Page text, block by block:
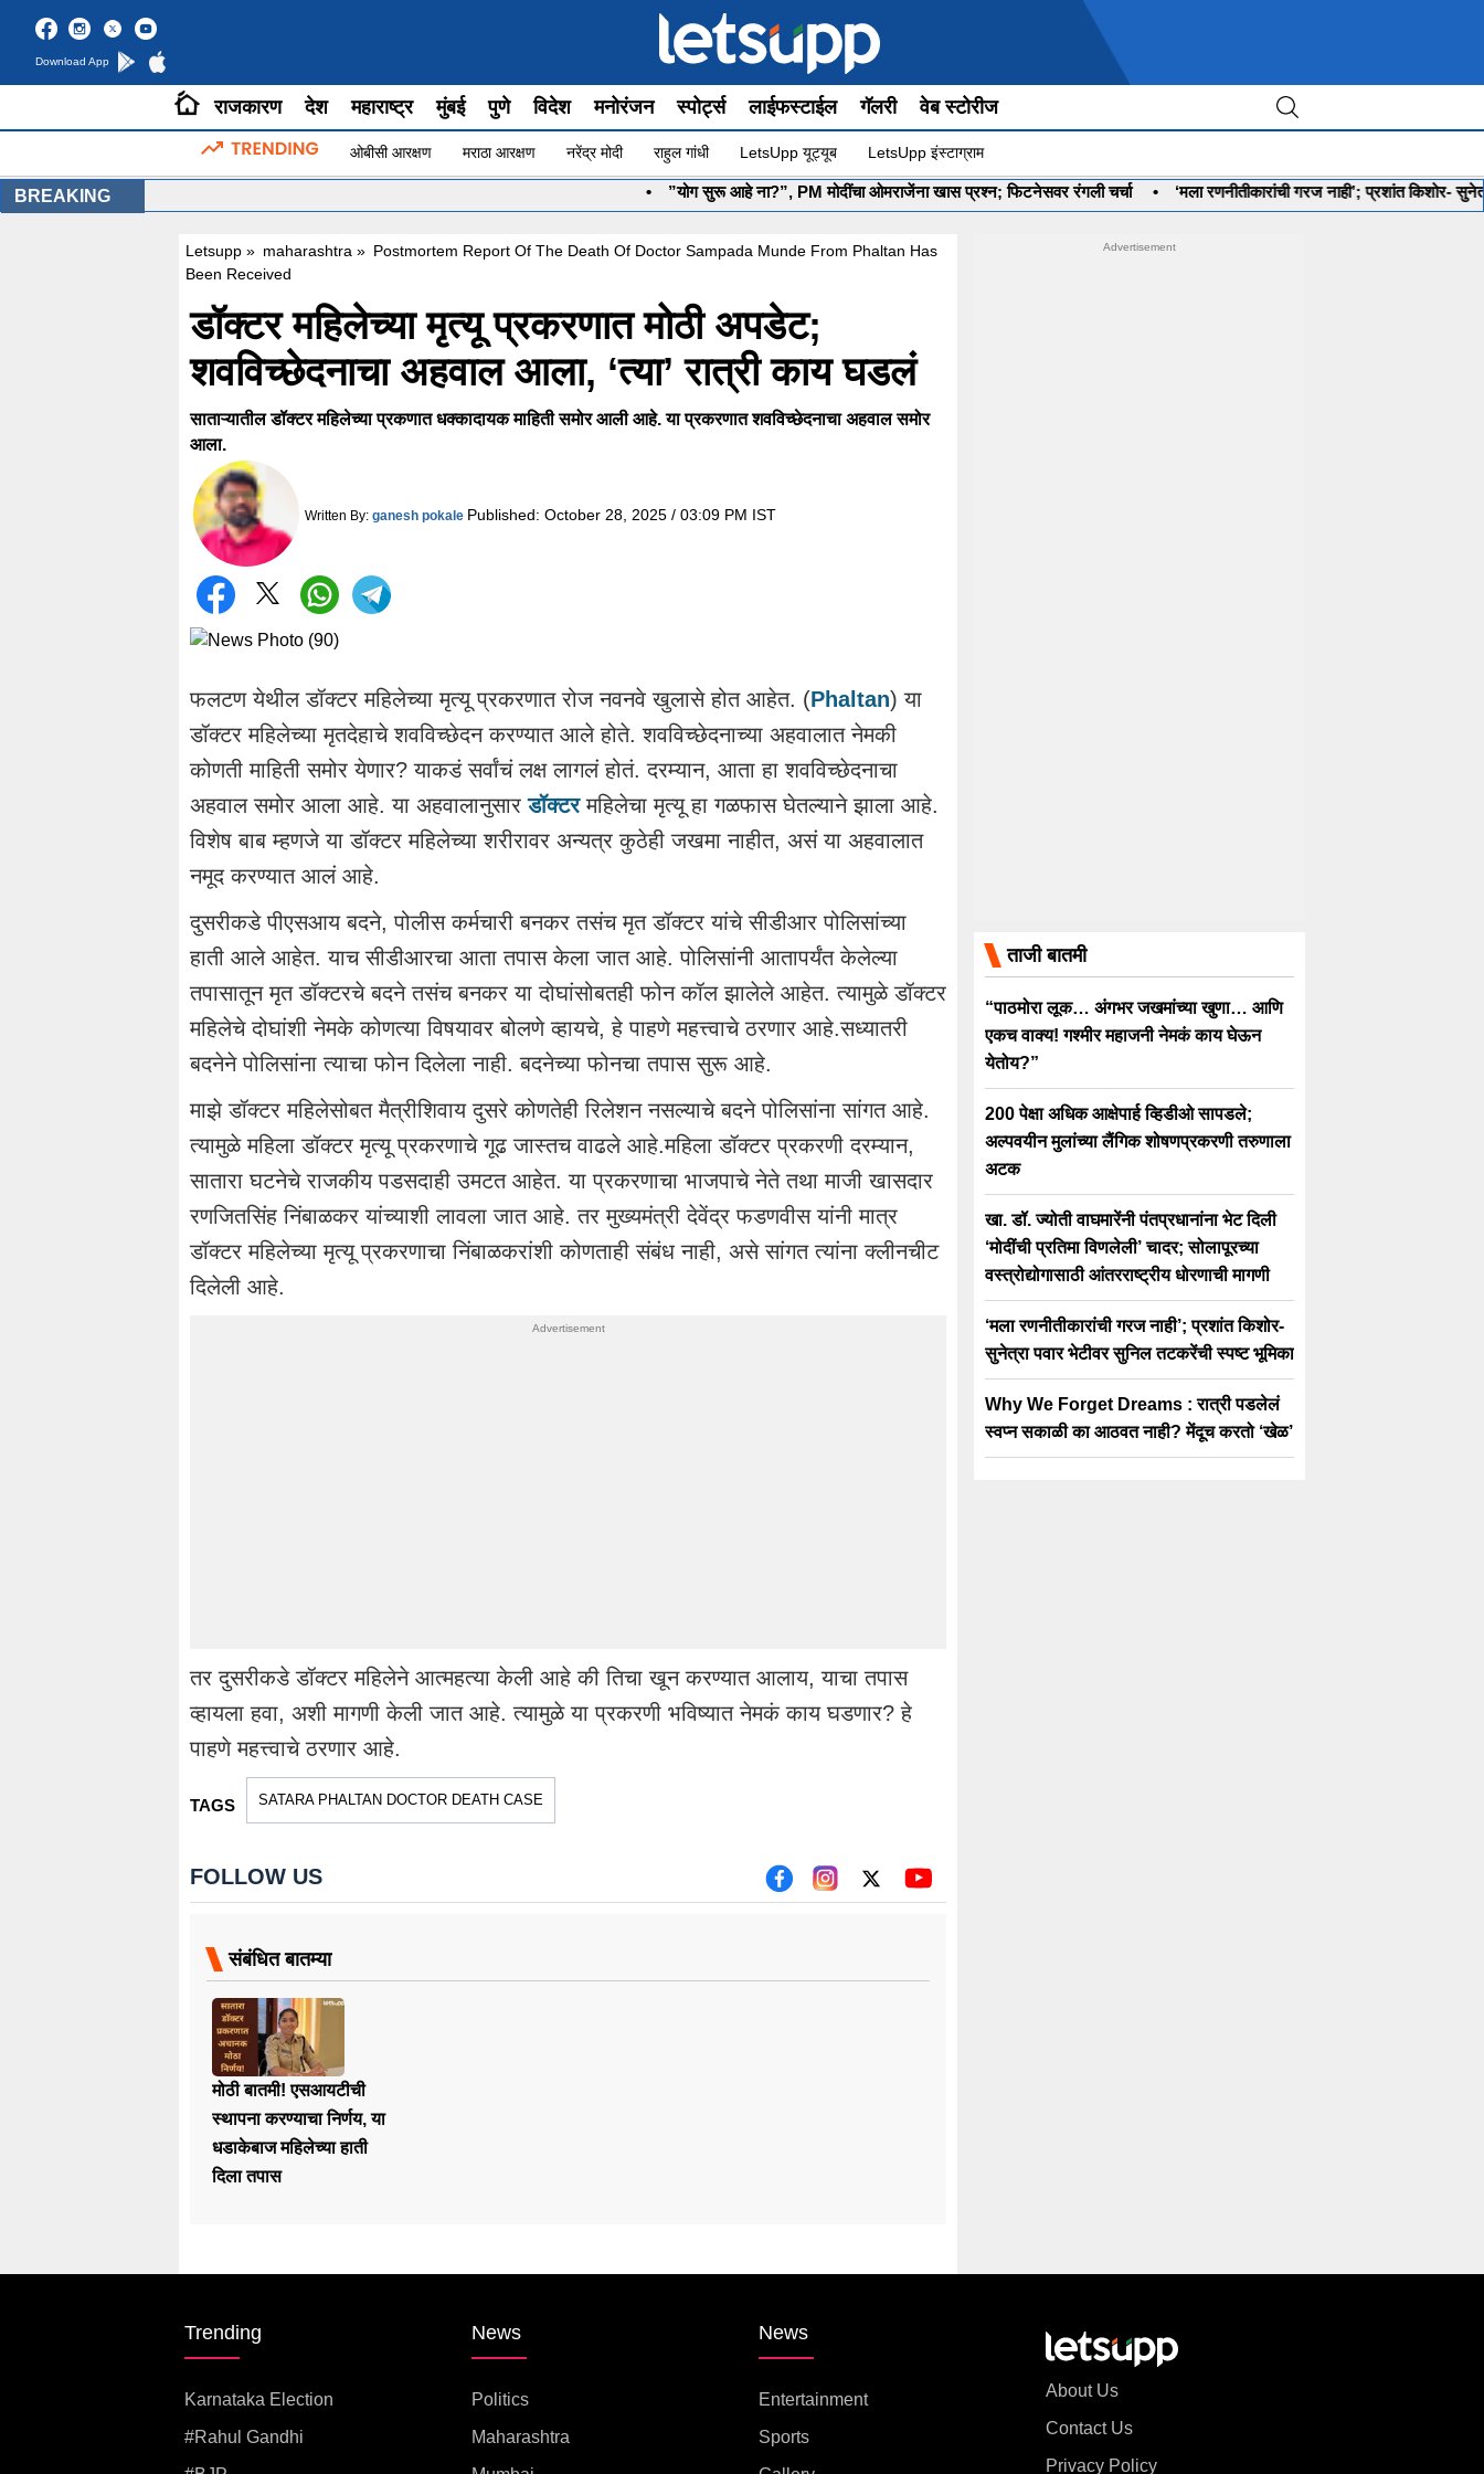
Download App
राजकारण देश महाराष्ट्र मुंबई पुणे विदेश मनोरंजन स्पोर्ट्स लाईफस्टाईल गॅलरी वेब स्टोरीज
ओबीसी आरक्षण मराठा आरक्षण नरेंद्र मोदी राहुल गांधी LetsUpp यूट्यूब LetsUpp इंस्टाग्राम
BREAKING ”योग सुरू आहे ना?”, PM मोदींचा ओमराजेंना खास प्रश्न; फिटनेसवर रंगली चर्चा • ‘मला रणनीतीकारांची गरज नाही’; प्रशांत किशोर- सुनेत्रा
Letsupp » maharashtra » Postmortem Report Of The Death Of Doctor Sampada Munde From Phaltan Has
Been Received
डॉक्टर महिलेच्या मृत्यू प्रकरणात मोठी अपडेट;
शवविच्छेदनाचा अहवाल आला, ‘त्या’ रात्री काय घडलं
साताऱ्यातील डॉक्टर महिलेच्या प्रकणात धक्कादायक माहिती समोर आली आहे. या प्रकरणात शवविच्छेदनाचा अहवाल समोर
आला.
Written By: ganesh pokale Published: October 28, 2025 / 03:09 PM IST
फलटण येथील डॉक्टर महिलेच्या मृत्यू प्रकरणात रोज नवनवे खुलासे होत आहेत. (Phaltan) या
डॉक्टर महिलेच्या मृतदेहाचे शवविच्छेदन करण्यात आले होते. शवविच्छेदनाच्या अहवालात नेमकी
कोणती माहिती समोर येणार? याकडं सर्वांचं लक्ष लागलं होतं. दरम्यान, आता हा शवविच्छेदनाचा
अहवाल समोर आला आहे. या अहवालानुसारडॉक्टर महिलेचा मृत्यू हा गळफास घेतल्याने झाला आहे.
विशेष बाब म्हणजे या डॉक्टर महिलेच्या शरीरावर अन्यत्र कुठेही जखमा नाहीत, असं या अहवालात
नमूद करण्यात आलं आहे.
दुसरीकडे पीएसआय बदने, पोलीस कर्मचारी बनकर तसंच मृत डॉक्टर यांचे सीडीआर पोलिसांच्या
हाती आले आहेत. याच सीडीआरचा आता तपास केला जात आहे. पोलिसांनी आतापर्यंत केलेल्या
तपासातून मृत डॉक्टरचे बदने तसंच बनकर या दोघांसोबतही फोन कॉल झालेले आहेत. त्यामुळे डॉक्टर
महिलेचे दोघांशी नेमके कोणत्या विषयावर बोलणे व्हायचे, हे पाहणे महत्त्वाचे ठरणार आहे.सध्यातरी
बदनेने पोलिसांना त्याचा फोन दिलेला नाही. बदनेच्या फोनचा तपास सुरू आहे.
माझे डॉक्टर महिलेसोबत मैत्रीशिवाय दुसरे कोणतेही रिलेशन नसल्याचे बदने पोलिसांना सांगत आहे.
त्यामुळे महिला डॉक्टर मृत्यू प्रकरणाचे गूढ जास्तच वाढले आहे.महिला डॉक्टर प्रकरणी दरम्यान,
सातारा घटनेचे राजकीय पडसदाही उमटत आहेत. या प्रकरणाचा भाजपाचे नेते तथा माजी खासदार
रणजितसिंह निंबाळकर यांच्याशी लावला जात आहे. तर मुख्यमंत्री देवेंद्र फडणवीस यांनी मात्र
डॉक्टर महिलेच्या मृत्यू प्रकरणाचा निंबाळकरांशी कोणताही संबंध नाही, असे सांगत त्यांना क्लीनचीट
दिलेली आहे.
तर दुसरीकडे डॉक्टर महिलेने आत्महत्या केली आहे की तिचा खून करण्यात आलाय, याचा तपास
व्हायला हवा, अशी मागणी केली जात आहे. त्यामुळे या प्रकरणी भविष्यात नेमकं काय घडणार? हे
पाहणे महत्त्वाचे ठरणार आहे.
TAGS SATARA PHALTAN DOCTOR DEATH CASE
FOLLOW US
संबंधित बातम्या
मोठी बातमी! एसआयटीची
स्थापना करण्याचा निर्णय, या
धडाकेबाज महिलेच्या हाती
दिला तपास
ताजी बातमी
“पाठमोरा लूक… अंगभर जखमांच्या खुणा… आणि
एकच वाक्य! गश्मीर महाजनी नेमकं काय घेऊन
येतोय?”
200 पेक्षा अधिक आक्षेपार्ह व्हिडीओ सापडले;
अल्पवयीन मुलांच्या लैंगिक शोषणप्रकरणी तरुणाला
अटक
खा. डॉ. ज्योती वाघमारेंनी पंतप्रधानांना भेट दिली
‘मोदींची प्रतिमा विणलेली’ चादर; सोलापूरच्या
वस्त्रोद्योगासाठी आंतरराष्ट्रीय धोरणाची मागणी
‘मला रणनीतीकारांची गरज नाही’; प्रशांत किशोर-
सुनेत्रा पवार भेटीवर सुनिल तटकरेंची स्पष्ट भूमिका
Why We Forget Dreams : रात्री पडलेलं
स्वप्न सकाळी का आठवत नाही? मेंदूच करतो ‘खेळ’
Trending
Karnataka Election
#rahul Gandhi
News
Politics
Maharashtra
News
Entertainment
Sports
About Us
Contact Us
Privacy Policy